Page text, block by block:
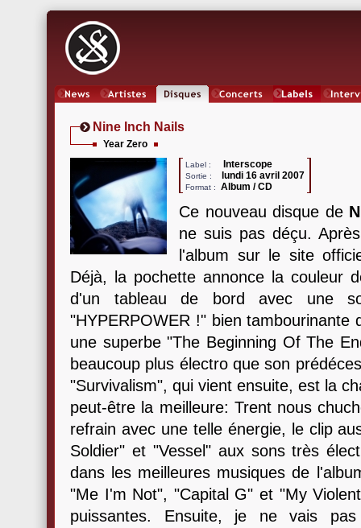
Nine Inch Nails
Year Zero
Label : Interscope
Sortie : lundi 16 avril 2007
Format : Album / CD
Ce nouveau disque de
ne suis pas déçu.
l'album sur le site
Déjà, la pochette annonce la couleur
d'un tableau de bord avec une
"HYPERPOWER !" bien
une superbe "The Beginning Of The
beaucoup plus électro que son
"Survivalism", qui vient ensuite, est la
peut-être la meilleure: Trent nous
refrain avec une telle énergie, le clip
Soldier" et "Vessel" aux sons très
dans les meilleures musiques de
"Me I'm Not", "Capital G" et "My
puissantes. Ensuite, je ne vais